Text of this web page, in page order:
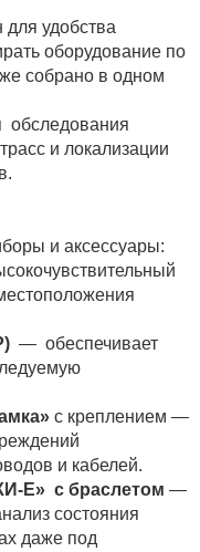
удобства
оборудование по
собрано в одном
и локализации
и аксессуары:
— обеспечивает
с креплением —
и кабелей.
Е» с браслетом —
состояния
даже под